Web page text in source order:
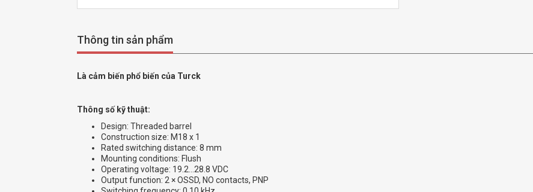
Thông tin sản phẩm
Là cảm biến phổ biến của Turck
Thông số kỹ thuật:
Design: Threaded barrel
Construction size: M18 x 1
Rated switching distance: 8 mm
Mounting conditions: Flush
Operating voltage: 19.2…28.8 VDC
Output function: 2 × OSSD, NO contacts, PNP